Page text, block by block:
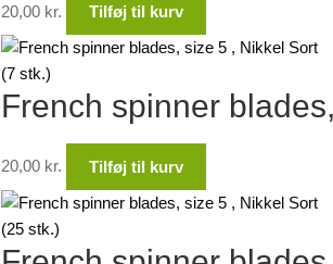
20,00 kr. Tilføj til kurv
French spinner
20,00 kr. Tilføj til kurv